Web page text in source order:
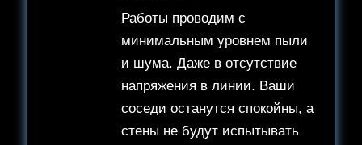
Работы проводим с
минимальным уровнем пыли
и шума. Даже в отсутствие
напряжения в линии. Ваши
соседи останутся спокойны, а
стены не будут испытывать